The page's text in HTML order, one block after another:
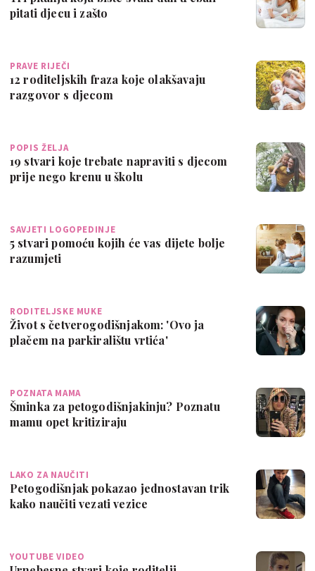
pitati djecu i zašto
PRAVE RIJEČI
12 roditeljskih fraza koje olakšavaju
razgovor s djecom
POPIS ŽELJA
19 stvari koje trebate napraviti s djecom
prije nego krenu u školu
SAVJETI LOGOPEDINJE
5 stvari pomoću kojih će vas dijete bolje
razumjeti
RODITELJSKE MUKE
Život s četverogodišnjakom: 'Ovo ja
plačem na parkiralištu vrtića'
POZNATA MAMA
Šminka za petogodišnjakinju? Poznatu
mamu opet kritiziraju
LAKO ZA NAUČITI
Petogodišnjak pokazao jednostavan trik
kako naučiti vezati vezice
YOUTUBE VIDEO